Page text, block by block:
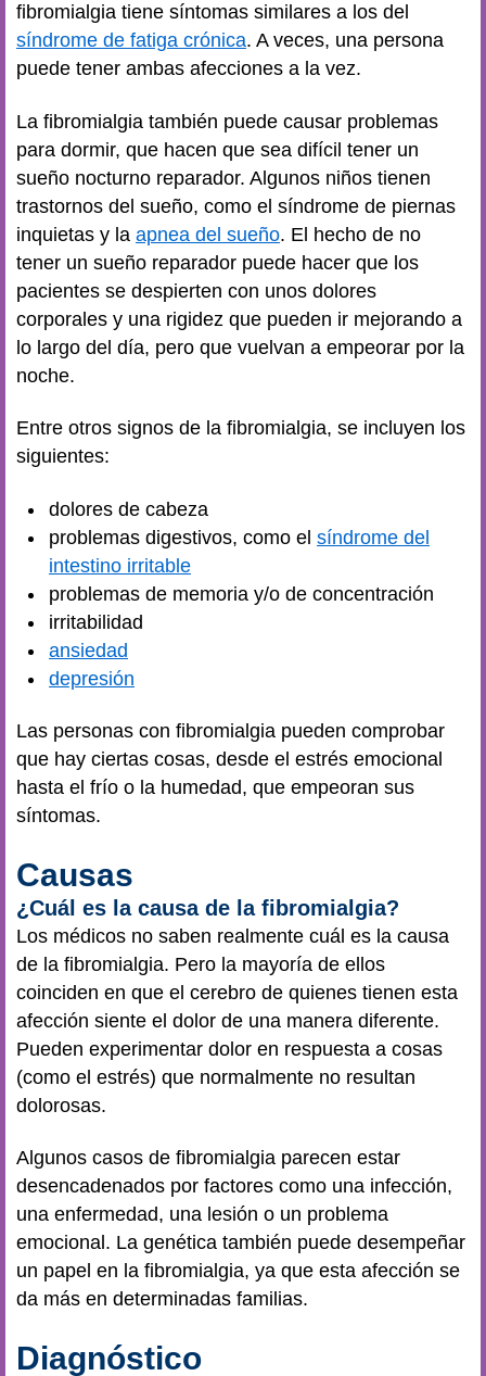
fibromialgia tiene síntomas similares a los del
síndrome de fatiga crónica. A veces, una persona
puede tener ambas afecciones a la vez.
La fibromialgia también puede causar problemas
para dormir, que hacen que sea difícil tener un
sueño nocturno reparador. Algunos niños tienen
trastornos del sueño, como el síndrome de piernas
inquietas y la apnea del sueño. El hecho de no
tener un sueño reparador puede hacer que los
pacientes se despierten con unos dolores
corporales y una rigidez que pueden ir mejorando a
lo largo del día, pero que vuelvan a empeorar por la
noche.
Entre otros signos de la fibromialgia, se incluyen los
siguientes:
dolores de cabeza
problemas digestivos, como el síndrome del
intestino irritable
problemas de memoria y/o de concentración
irritabilidad
ansiedad
depresión
Las personas con fibromialgia pueden comprobar
que hay ciertas cosas, desde el estrés emocional
hasta el frío o la humedad, que empeoran sus
síntomas.
Causas
¿Cuál es la causa de la fibromialgia?
Los médicos no saben realmente cuál es la causa
de la fibromialgia. Pero la mayoría de ellos
coinciden en que el cerebro de quienes tienen esta
afección siente el dolor de una manera diferente.
Pueden experimentar dolor en respuesta a cosas
(como el estrés) que normalmente no resultan
dolorosas.
Algunos casos de fibromialgia parecen estar
desencadenados por factores como una infección,
una enfermedad, una lesión o un problema
emocional. La genética también puede desempeñar
un papel en la fibromialgia, ya que esta afección se
da más en determinadas familias.
Diagnóstico